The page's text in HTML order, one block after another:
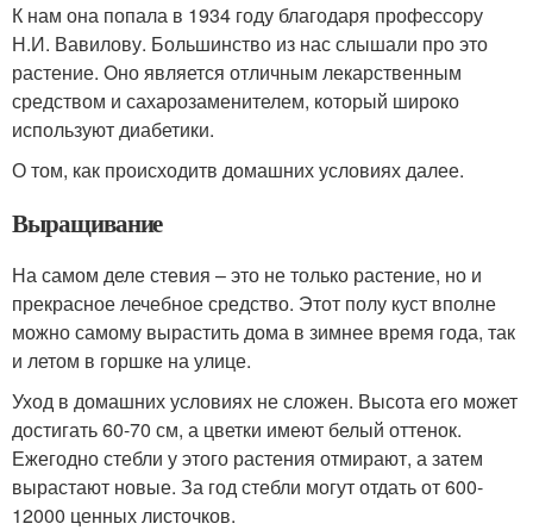
К нам она попала в 1934 году благодаря профессору
Н.И. Вавилову. Большинство из нас слышали про это
растение. Оно является отличным лекарственным
средством и сахарозаменителем, который широко
используют диабетики.
О том, как происходитв домашних условиях далее.
Выращивание
На самом деле стевия – это не только растение, но и
прекрасное лечебное средство. Этот полу куст вполне
можно самому вырастить дома в зимнее время года, так
и летом в горшке на улице.
Уход в домашних условиях не сложен. Высота его может
достигать 60-70 см, а цветки имеют белый оттенок.
Ежегодно стебли у этого растения отмирают, а затем
вырастают новые. За год стебли могут отдать от 600-
12000 ценных листочков.